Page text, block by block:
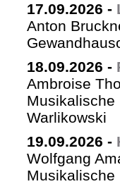
17.09.2026 -
Anton
18.09.2026 -
Ambroise
Musikalische
Warlikowski
19.09.2026 -
Wolfgang
Musikalische